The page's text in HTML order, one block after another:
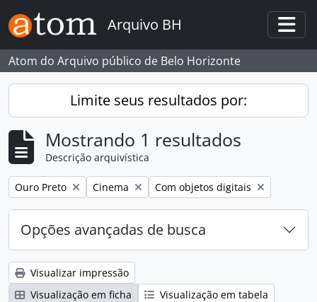
Skip to main content
Arquivo BH
Atom do Arquivo público de Belo Horizonte
Limite seus resultados por:
Mostrando 1 resultados
Descrição arquivística
Remover filtro:
Ouro Preto Remover filtro:
Cinema Remover filtro:
Com objetos digitais
Opções avançadas de busca
Visualizar impressão
Visualização em ficha
Visualização em tabela